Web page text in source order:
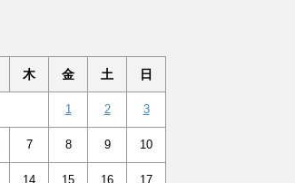
木 金 土 日
1 2 3
7 8 9 10
14 15 16 17